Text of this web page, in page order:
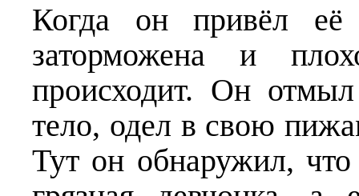
Когда он привёл
заторможена и
происходит. Он
тело, одел в свою
Тут он обнаружил,